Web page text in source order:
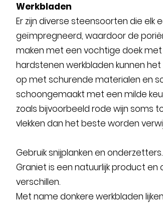
Werkbladen
Er zijn diverse steensoorten die elk
geïmpregneerd, waardoor de
maken met een vochtige doek
hardstenen werkbladen kunnen
op met schurende materialen en
schoongemaakt met een milde
zoals bijvoorbeeld rode wijn soms
vlekken dan het beste worden
Gebruik snijplanken en
Graniet is een natuurlijk product en
verschillen.
Met name donkere werkbladen